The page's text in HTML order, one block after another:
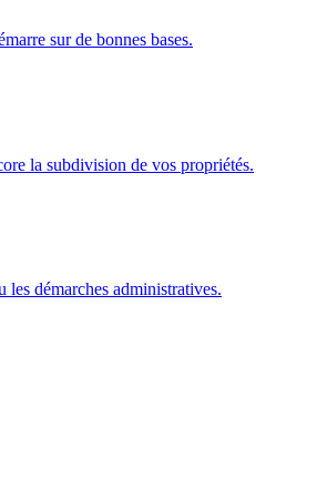
sur de bonnes bases.
la subdivision de vos propriétés.
les démarches administratives.